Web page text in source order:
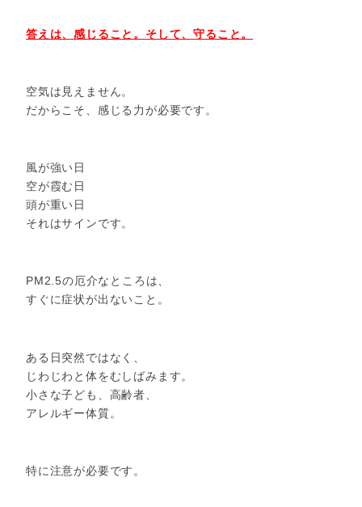
答えは、感じること。そして、守ること。
空気は見えません。
だからこそ、感じる力が必要です。
風が強い日
空が霞む日
頭が重い日
それはサインです。
PM2.5の厄介なところは、
すぐに症状が出ないこと。
ある日突然ではなく、
じわじわと体をむしばみます。
小さな子ども、高齢者、
アレルギー体質。
特に注意が必要です。